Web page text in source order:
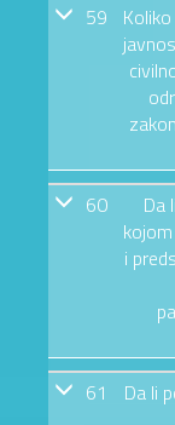
59
60
Da
i
61
Da li